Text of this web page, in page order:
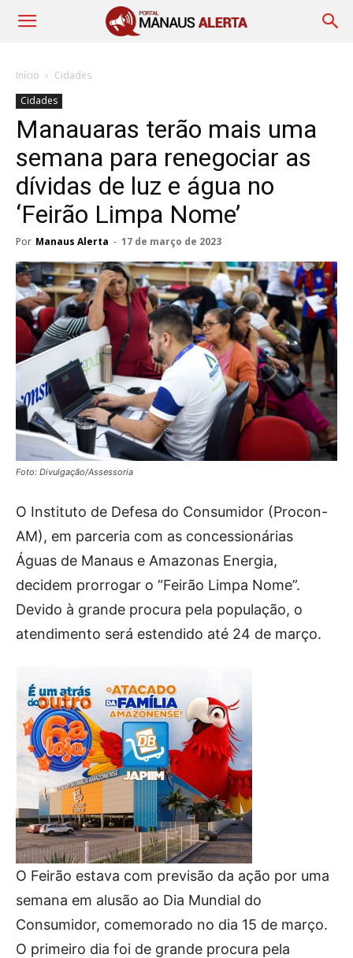
Início
Cidades
Cidades
Manauaras terão mais uma
semana para renegociar as
dívidas de luz e água no
‘Feirão Limpa Nome’
Por Manaus Alerta - 17 de março de 2023
Foto: Divulgação/Assessoria
O Instituto de Defesa do Consumidor (Procon-
AM), em parceria com as concessionárias
Águas de Manaus e Amazonas Energia,
decidem prorrogar o “Feirão Limpa Nome”.
Devido à grande procura pela população, o
atendimento será estendido até 24 de março.
O Feirão estava com previsão da ação por uma
semana em alusão ao Dia Mundial do
Consumidor, comemorado no dia 15 de março.
O primeiro dia foi de grande procura pela